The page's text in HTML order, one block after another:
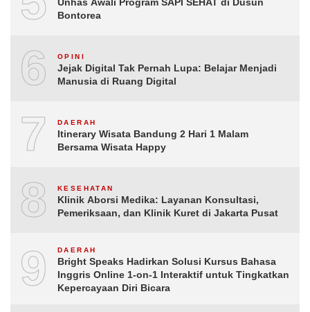
Bontorea
6 OPINI
Jejak Digital Tak Pernah Lupa: Belajar Menjadi
Manusia di Ruang Digital
7 DAERAH
Itinerary Wisata Bandung 2 Hari 1 Malam
Bersama Wisata Happy
8 KESEHATAN
Klinik Aborsi Medika: Layanan Konsultasi,
Pemeriksaan, dan Klinik Kuret di Jakarta Pusat
9 DAERAH
Bright Speaks Hadirkan Solusi Kursus Bahasa
Inggris Online 1-on-1 Interaktif untuk Tingkatkan
Kepercayaan Diri Bicara